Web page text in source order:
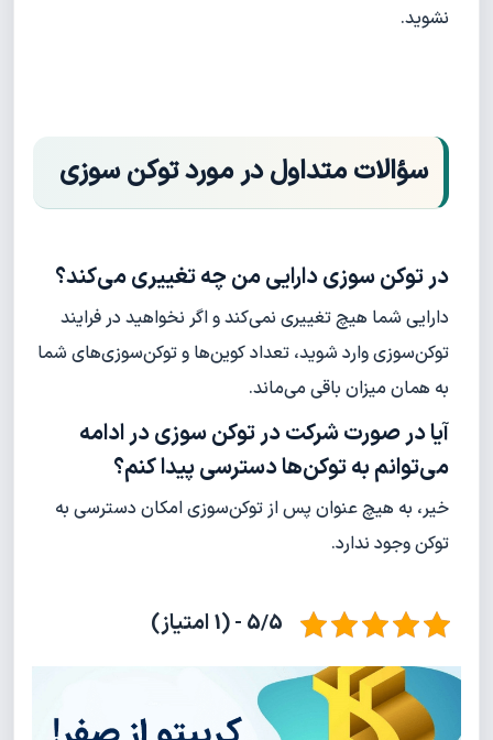
نشوید.
سؤالات متداول در مورد توکن سوزی
در توکن سوزی دارایی من چه تغییری می‌کند؟
دارایی شما هیچ تغییری نمی‌کند و اگر نخواهید در فرایند
توکن‌سوزی وارد شوید، تعداد کوین‌ها و توکن‌سوزی‌های شما
به همان میزان باقی می‌ماند.
آیا در صورت شرکت در توکن سوزی در ادامه
می‌توانم به توکن‌ها دسترسی پیدا کنم؟
خیر، به هیچ عنوان پس از توکن‌سوزی امکان دسترسی به
توکن وجود ندارد.
5/5 - (1 امتیاز)